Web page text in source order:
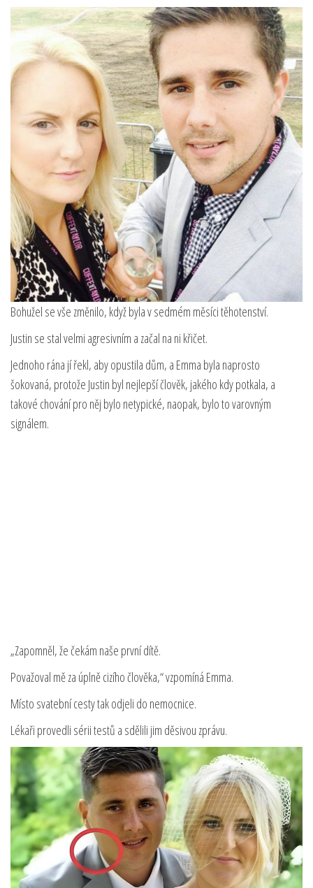
Bohužel se vše změnilo, když byla v sedmém měsíci těhotenství.
Justin se stal velmi agresivním a začal na ni křičet.
Jednoho rána jí řekl, aby opustila dům, a Emma byla naprosto
šokovaná, protože Justin byl nejlepší člověk, jakého kdy potkala, a
takové chování pro něj bylo netypické, naopak, bylo to varovným
signálem.
„Zapomněl, že čekám naše první dítě.
Považoval mě za úplně cizího člověka,“ vzpomíná Emma.
Místo svatební cesty tak odjeli do nemocnice.
Lékaři provedli sérii testů a sdělili jim děsivou zprávu.